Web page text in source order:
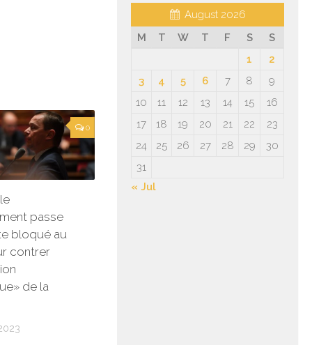
0
passe
bloqué au
contrer
de la
August 2026
M
T W T F S
S
1
2
3
4 5 6 7 8
9
10
11 12 13 14 15
16
17
18 19 20 21 22
23
24
25 26 27 28 29
30
31
« Jul